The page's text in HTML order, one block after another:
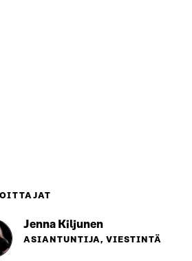
Jenna Kiljunen
ASIANTUNTIJA, VIESTINTÄ